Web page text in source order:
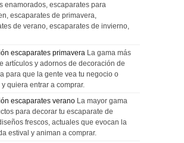
enamorados, escaparates para
escaparates de primavera,
de verano, escaparates de invierno,
escaparates primavera La gama más
artículos y adornos de decoración de
para que la gente vea tu negocio o
quiera entrar a comprar.
escaparates verano La mayor gama
para decorar tu escaparate de
frescos, actuales que evocan la
estival y animan a comprar.